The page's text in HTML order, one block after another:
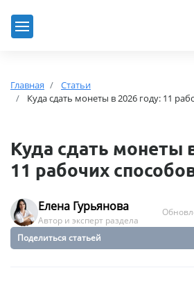
Главная
Статьи
Куда сдать монеты в 2026 году: 11
Куда сдать монеты
11 рабочих
Елена Гурьянова
Автор и эксперт раздела
Поделиться статьей